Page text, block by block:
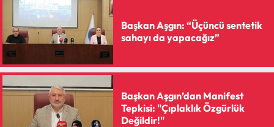
Başkan Aşgın: “Üçüncü sentetik
sahayı da yapacağız”
Başkan Aşgın’dan Manifest
Tepkisi: "Çıplaklık Özgürlük
Değildir!"
Yayla Haber
Yemek Tarifleri
Yerel Haberler